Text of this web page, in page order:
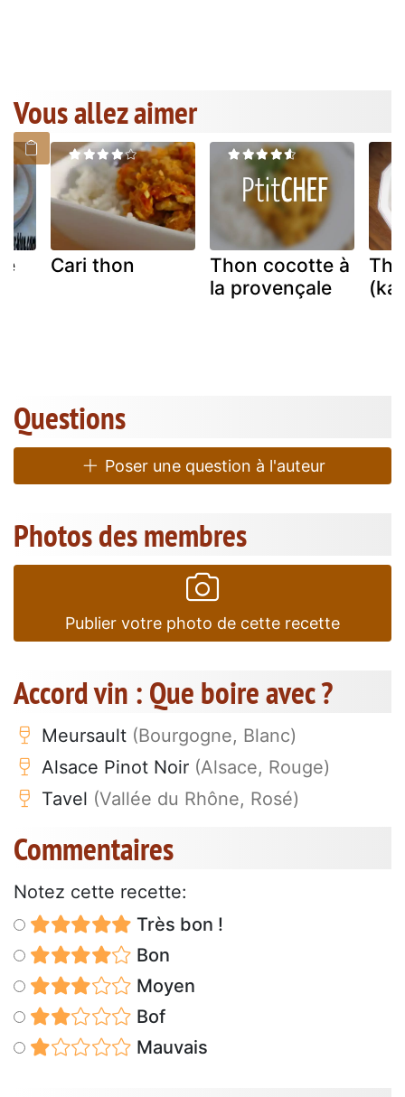
Vous allez aimer
Cari thon
Thon cocotte à
la provençale
Questions
Poser une question à l'auteur
Photos des membres
Publier votre photo de cette recette
Accord vin : Que boire avec ?
Meursault (Bourgogne, Blanc)
Alsace Pinot Noir (Alsace, Rouge)
Tavel (Vallée du Rhône, Rosé)
Commentaires
Notez cette recette:
Très bon !
Bon
Moyen
Bof
Mauvais